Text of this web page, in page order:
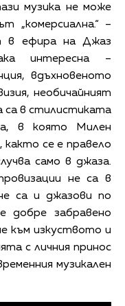
музика не може
„комерсиална.“ –
в ефира на Джаз
интересна –
вдъхновеното
необичайният
са в стилистиката
в която Милен
както се е правело
само в джаза.
не са в
са и джазови по
добре забравено
към изкуството и
с личния принос
музикален